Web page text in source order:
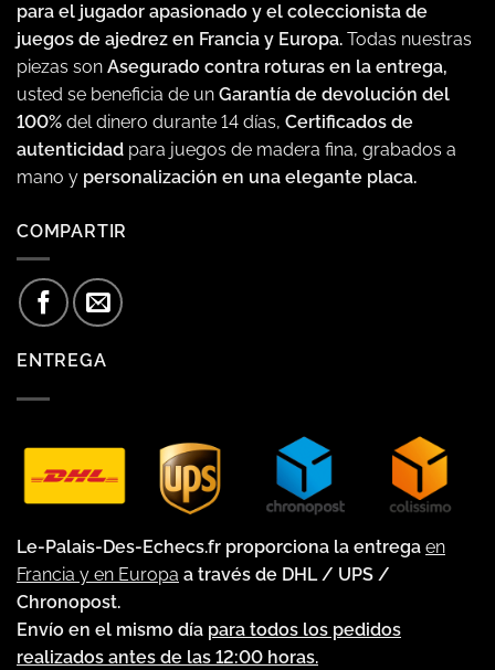
para el jugador apasionado y el coleccionista de
juegos de ajedrez en Francia y Europa. Todas nuestras
piezas son Asegurado contra roturas en la entrega,
usted se beneficia de un Garantía de devolución del
100% del dinero durante 14 días, Certificados de
autenticidad para juegos de madera fina, grabados a
mano y personalización en una elegante placa.
COMPARTIR
ENTREGA
Le-Palais-Des-Echecs.fr proporciona la entrega en
Francia y en Europa a través de DHL / UPS /
Chronopost.
Envío en el mismo día para todos los pedidos
realizados antes de las 12:00 horas.